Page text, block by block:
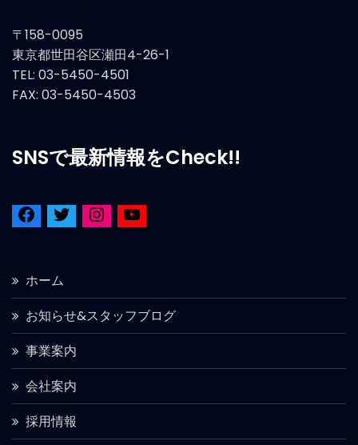
〒158-0095
東京都世田谷区瀬田4-26-1
TEL: 03-5450-4501
FAX: 03-5450-4503
SNSで最新情報をCheck!!
ホーム
お知らせ&スタッフブログ
事業案内
会社案内
採用情報